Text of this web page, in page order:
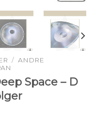
/ ANDRE
Space – D